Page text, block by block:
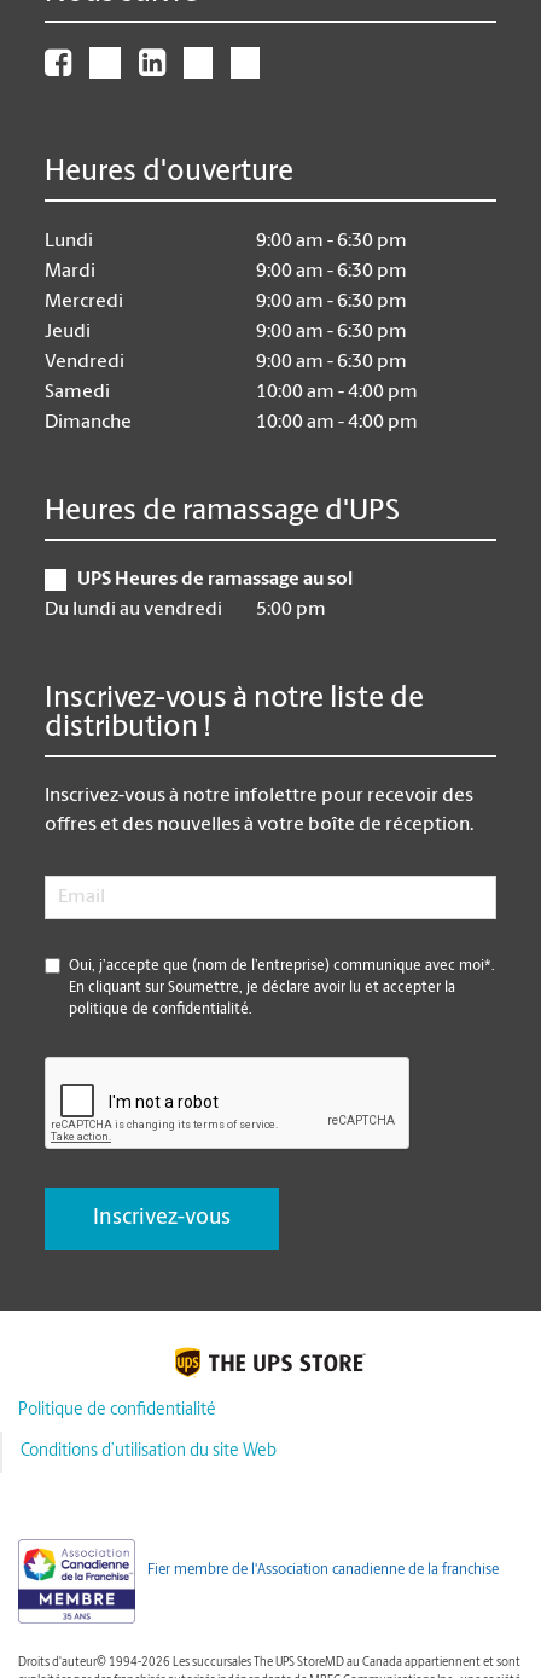
Heures d'ouverture
Lundi
9:00 am - 6:30 pm
Mardi
9:00 am - 6:30 pm
Mercredi
9:00 am - 6:30 pm
Jeudi
9:00 am - 6:30 pm
Vendredi
9:00 am - 6:30 pm
Samedi
10:00 am - 4:00 pm
Dimanche
10:00 am - 4:00 pm
Heures de ramassage d'UPS
UPS Heures de ramassage au sol
Du lundi au vendredi
5:00 pm
Inscrivez-vous à notre liste de
distribution !
Inscrivez-vous à notre infolettre pour recevoir des
offres et des nouvelles à votre boîte de réception.
Email
*
Oui, j’accepte que (nom de l’entreprise) communique avec moi*.
En cliquant sur Soumettre, je déclare avoir lu et accepter la
politique de confidentialité.
Politique de confidentialité
Conditions d’utilisation du site Web
Fier membre de l'Association canadienne de la franchise
Droits d'auteur© 1994-2026 Les succursales The UPS StoreMD au Canada appartiennent et sont